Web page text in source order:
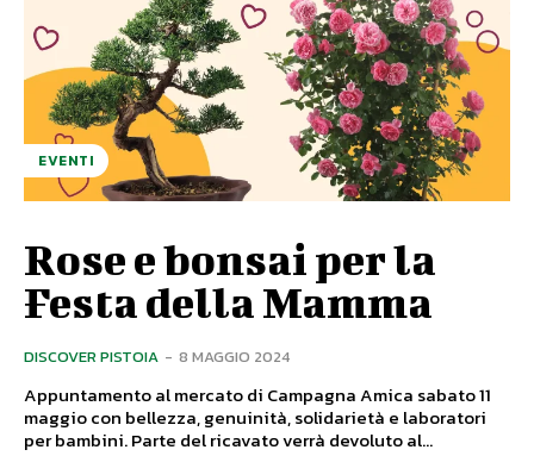
EVENTI
Rose e bonsai per la
Festa della Mamma
DISCOVER PISTOIA - 8 MAGGIO 2024
Appuntamento al mercato di Campagna Amica sabato 11
maggio con bellezza, genuinità, solidarietà e laboratori
per bambini. Parte del ricavato verrà devoluto al...